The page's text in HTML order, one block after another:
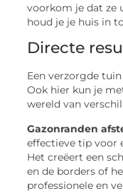
voorkom je dat ze
houd je je huis in
Directe
Een verzorgde
Ook hier kun je
wereld van
Gazonranden
effectieve tip voor
Het creëert een
en de borders of
professionele en